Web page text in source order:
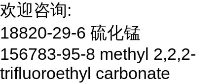
欢迎咨询:
18820-29-6 硫化锰
156783-95-8 methyl 2,2,2-
trifluoroethyl carbonate